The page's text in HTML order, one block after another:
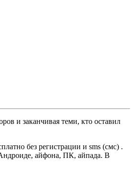
и заканчивая теми, кто оставил
без регистрации и sms (смс) .
айфона, ПК, айпада. В